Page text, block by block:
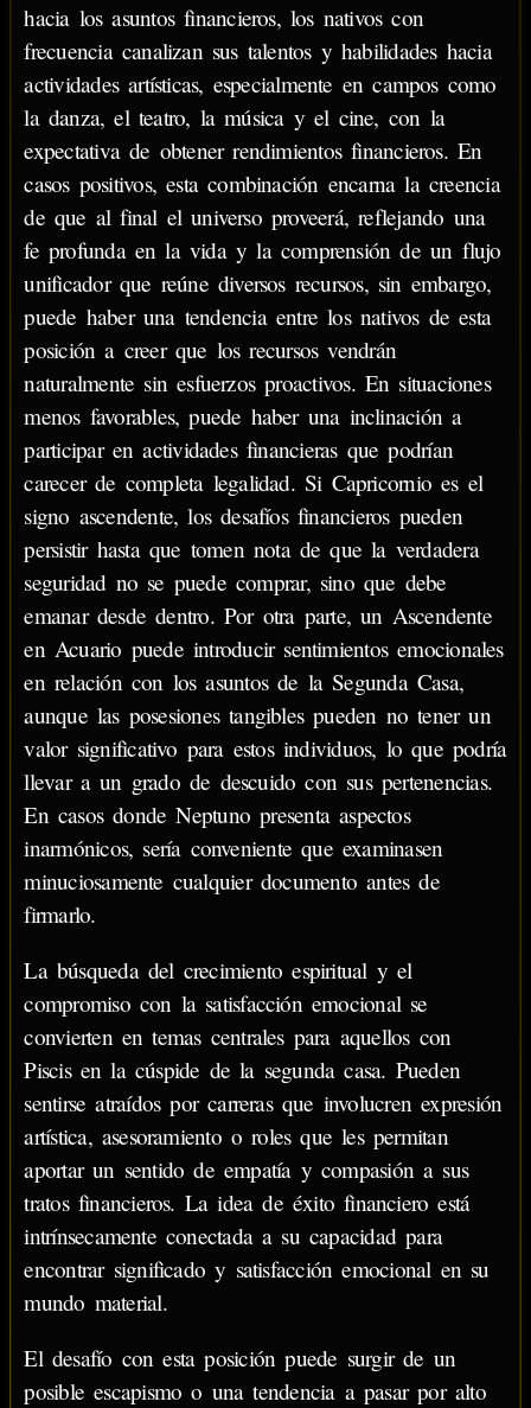
hacia los asuntos financieros, los nativos con
frecuencia canalizan sus talentos y habilidades hacia
actividades artísticas, especialmente en campos como
la danza, el teatro, la música y el cine, con la
expectativa de obtener rendimientos financieros. En
casos positivos, esta combinación encarna la creencia
de que al final el universo proveerá, reflejando una
fe profunda en la vida y la comprensión de un flujo
unificador que reúne diversos recursos, sin embargo,
puede haber una tendencia entre los nativos de esta
posición a creer que los recursos vendrán
naturalmente sin esfuerzos proactivos. En situaciones
menos favorables, puede haber una inclinación a
participar en actividades financieras que podrían
carecer de completa legalidad. Si Capricornio es el
signo ascendente, los desafíos financieros pueden
persistir hasta que tomen nota de que la verdadera
seguridad no se puede comprar, sino que debe
emanar desde dentro. Por otra parte, un Ascendente
en Acuario puede introducir sentimientos emocionales
en relación con los asuntos de la Segunda Casa,
aunque las posesiones tangibles pueden no tener un
valor significativo para estos individuos, lo que podría
llevar a un grado de descuido con sus pertenencias.
En casos donde Neptuno presenta aspectos
inarmónicos, sería conveniente que examinasen
minuciosamente cualquier documento antes de
firmarlo.
La búsqueda del crecimiento espiritual y el
compromiso con la satisfacción emocional se
convierten en temas centrales para aquellos con
Piscis en la cúspide de la segunda casa. Pueden
sentirse atraídos por carreras que involucren expresión
artística, asesoramiento o roles que les permitan
aportar un sentido de empatía y compasión a sus
tratos financieros. La idea de éxito financiero está
intrínsecamente conectada a su capacidad para
encontrar significado y satisfacción emocional en su
mundo material.
El desafío con esta posición puede surgir de un
posible escapismo o una tendencia a pasar por alto